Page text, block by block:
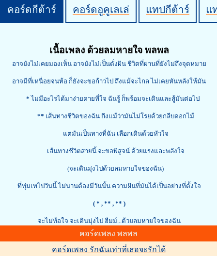
คอร์ดกีต้าร์ คอร์ดอูคูเลเล่ แทปกีต้าร์ แ
เนื้อเพลง ด้วยลมหายใจ พลพล
อาจยังไม่เคยมองเห็น อาจยังไม่เป็นดั่งฝัน ชีวิตที่ผ่านที่ยังไม่ถึงจุดหมาย
อาจมีที่เหนื่อยจนท้อ ก็ยังจะขอก้าวไป ถึงแม้จะไกล ไม่เคยหันหลังให้มัน
* ไม่มีอะไรได้มาง่ายดายที่ใจ ฉันรู้ ก็พร้อมจะเดินและสู้มันต่อไป
** เส้นทางชีวิตของฉัน ถึงแม้ว่ามันไม่โรยด้วยกลีบดอกไม้
แต่มันเป็นทางที่ฉัน เลือกเดินด้วยหัวใจ
เส้นทางชีวิตสายนี้ จะขอพิสูจน์ ด้วยแรงและพลังใจ
(จะเดินมุ่งไปด้วยลมหายใจของฉัน)
ที่ทุ่มเทไปวันนี้ ไม่นานต้องมีวันนั้น ความฝันที่มันได้เป็นอย่างที่ตั้งใจ
( * , ** , ** )
จะไม่ท้อใจ จะเดินมุ่งไป ฮืมม์...ด้วยลมหายใจของฉัน
คอร์ดเพลง พลพล
คอร์ดเพลง รักฉันเท่าที่เธอจะรักได้